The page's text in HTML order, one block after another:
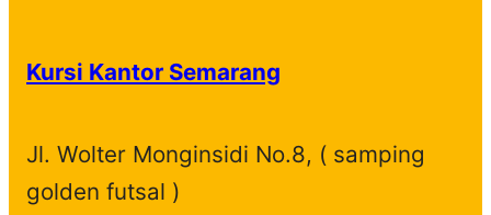
Kursi Kantor Semarang
Jl. Wolter Monginsidi No.8, ( samping
golden futsal )